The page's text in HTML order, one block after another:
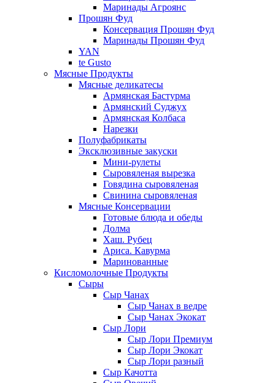
Маринады Агроянс
Прошян Фуд
Консервация Прошян Фуд
Маринады Прошян Фуд
YAN
te Gusto
Мясные Продукты
Мясные деликатесы
Армянская Бастурма
Армянский Суджух
Армянская Колбаса
Нарезки
Полуфабрикаты
Эксклюзивные закуски
Мини-рулеты
Сыровяленая вырезка
Говядина сыровяленая
Свинина сыровяленая
Мясные Консервации
Готовые блюда и обеды
Долма
Хаш. Рубец
Ариса. Кавурма
Маринованные
Кисломолочные Продукты
Сыры
Сыр Чанах
Сыр Чанах в ведре
Сыр Чанах Экокат
Сыр Лори
Сыр Лори Премиум
Сыр Лори Экокат
Сыр Лори разный
Сыр Качотта